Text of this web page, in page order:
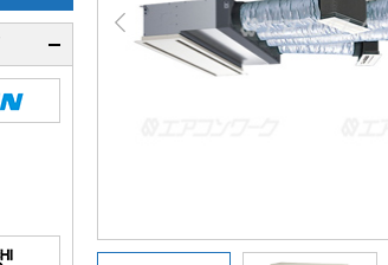
天井吊り形4方向
厨房用